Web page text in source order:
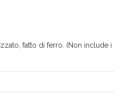
fatto di ferro. (Non include